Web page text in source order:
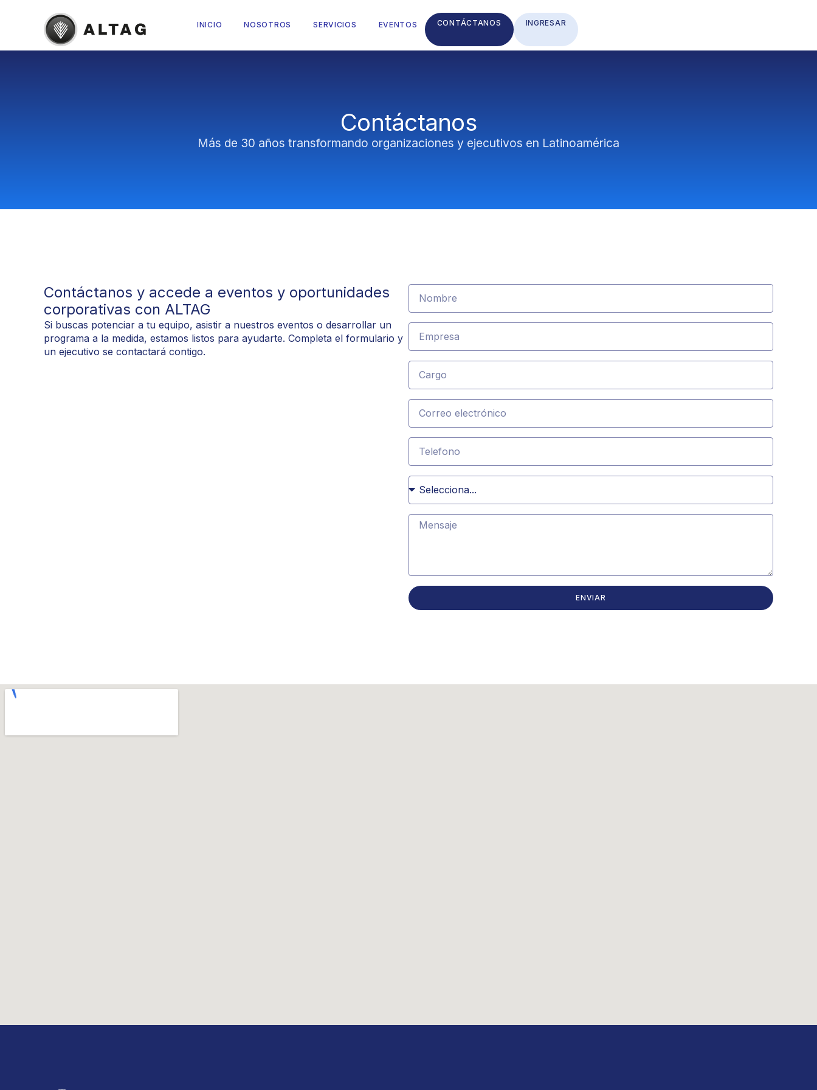
INICIO NOSOTROS SERVICIOS EVENTOS CONTÁCTANOS INGRESAR
Contáctanos
Más de 30 años transformando organizaciones y ejecutivos en Latinoamérica
Contáctanos y accede a eventos y oportunidades
corporativas con ALTAG
Si buscas potenciar a tu equipo, asistir a nuestros eventos o desarrollar un
programa a la medida, estamos listos para ayudarte. Completa el formulario y
un ejecutivo se contactará contigo.
ENVIAR